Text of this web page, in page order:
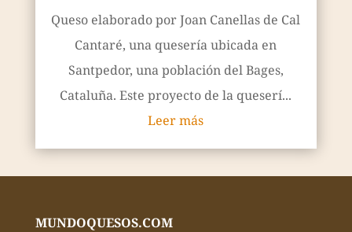
Queso elaborado por Joan Canellas de Cal
Cantaré, una quesería ubicada en
Santpedor, una población del Bages,
Cataluña. Este proyecto de la queserí...
Leer más
MUNDOQUESOS.COM